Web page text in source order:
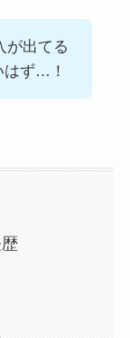
が出てる
はず…！